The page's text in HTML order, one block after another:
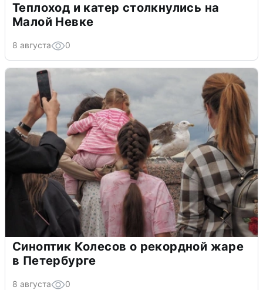
Теплоход и катер столкнулись на
Малой Невке
8 августа 0
Синоптик Колесов о рекордной жаре
в Петербурге
8 августа 0